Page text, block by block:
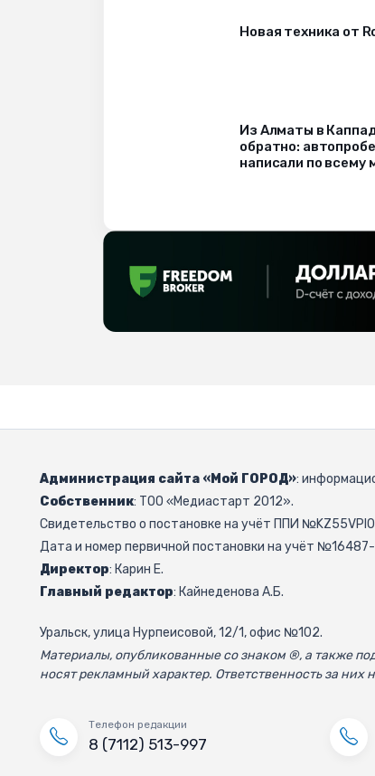
Новая техника от
Из Алматы в
обратно:
написали по всему
Администрация сайта «Мой ГОРОД»:
Собственник: ТОО «Медиастарт 2012».
Свидетельство о постановке на учёт ППИ
Дата и номер первичной постановки на учёт
Директор: Карин Е.
Главный редактор: Кайнеденова А.Б.
Уральск, улица Нурпеисовой, 12/1, офис №102.
Материалы, опубликованные со знаком ®, а также
носят рекламный характер. Ответственность за них
Телефон редакции
8 (7112) 513-997